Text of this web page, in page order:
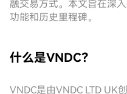
融交易方式。本文旨在深
功能和历史里程碑。
什么是VNDC？
VNDC是由VNDC LTD UK